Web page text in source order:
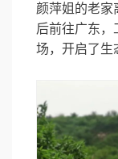
颜萍姐的老家
后前往广东，
场，开启了生